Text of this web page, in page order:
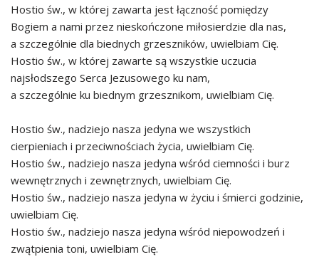
Hostio św., w której zawarta jest łączność pomiędzy
Bogiem a nami przez nieskończone miłosierdzie dla nas,
a szczególnie dla biednych grzeszników, uwielbiam Cię.
Hostio św., w której zawarte są wszystkie uczucia
najsłodszego Serca Jezusowego ku nam,
a szczególnie ku biednym grzesznikom, uwielbiam Cię.
Hostio św., nadziejo nasza jedyna we wszystkich
cierpieniach i przeciwnościach życia, uwielbiam Cię.
Hostio św., nadziejo nasza jedyna wśród ciemności i burz
wewnętrznych i zewnętrznych, uwielbiam Cię.
Hostio św., nadziejo nasza jedyna w życiu i śmierci godzinie,
uwielbiam Cię.
Hostio św., nadziejo nasza jedyna wśród niepowodzeń i
zwątpienia toni, uwielbiam Cię.